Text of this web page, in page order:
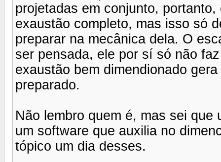
projetadas em conjunto,
exaustão completo, mas isso só
preparar na mecânica dela. O
ser pensada, ele por sí só não
exaustão bem dimendionado
preparado.
Não lembro quem é, mas sei
um software que auxilia no
tópico um dia desses.